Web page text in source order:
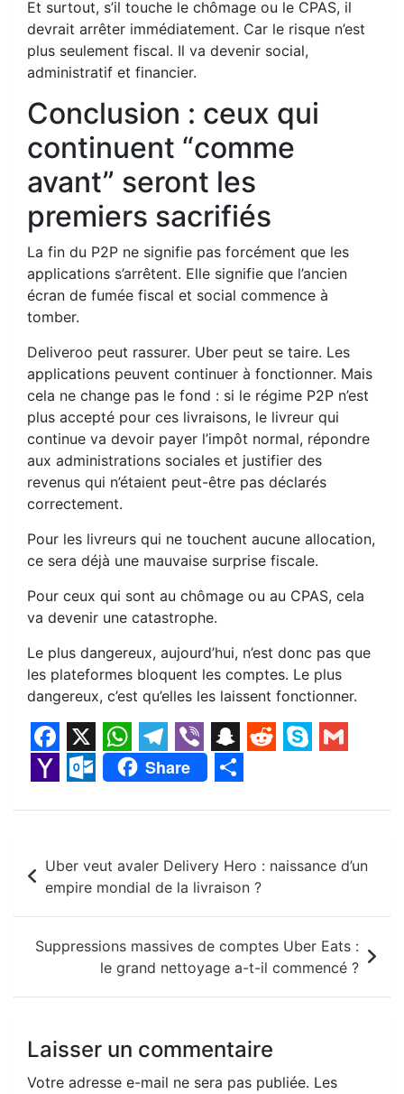
Et surtout, s’il touche le chômage ou le CPAS, il
devrait arrêter immédiatement. Car le risque n’est
plus seulement fiscal. Il va devenir social,
administratif et financier.
Conclusion : ceux qui
continuent “comme
avant” seront les
premiers sacrifiés
La fin du P2P ne signifie pas forcément que les
applications s’arrêtent. Elle signifie que l’ancien
écran de fumée fiscal et social commence à
tomber.
Deliveroo peut rassurer. Uber peut se taire. Les
applications peuvent continuer à fonctionner. Mais
cela ne change pas le fond : si le régime P2P n’est
plus accepté pour ces livraisons, le livreur qui
continue va devoir payer l’impôt normal, répondre
aux administrations sociales et justifier des
revenus qui n’étaient peut-être pas déclarés
correctement.
Pour les livreurs qui ne touchent aucune allocation,
ce sera déjà une mauvaise surprise fiscale.
Pour ceux qui sont au chômage ou au CPAS, cela
va devenir une catastrophe.
Le plus dangereux, aujourd’hui, n’est donc pas que
les plateformes bloquent les comptes. Le plus
dangereux, c’est qu’elles les laissent fonctionner.
F
e
b
o
o
X W
t
s
A
p
p
T
e
g
r
a
m
V
e
r
S
p
c
h
a
t
i
t
p
e l
h
o
o
M
i
t
l
o
o
.
o
m
Share
a
r
e
Navigation
de
l’article
Uber veut avaler Delivery Hero : naissance d’un
empire mondial de la livraison ?
Suppressions massives de comptes Uber Eats :
le grand nettoyage a-t-il commencé ?
Laisser un commentaire
Votre adresse e-mail ne sera pas publiée. Les